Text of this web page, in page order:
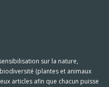
sur la nature,
(plantes et animaux
articles afin que chacun puisse